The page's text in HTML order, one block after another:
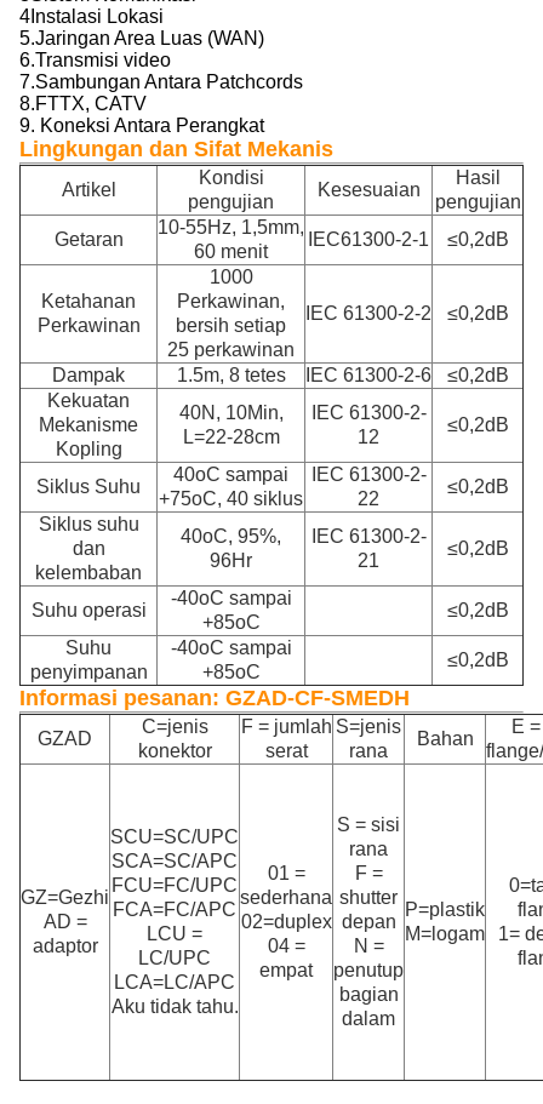
4Instalasi Lokasi
5.Jaringan Area Luas (WAN)
6.Transmisi video
7.Sambungan Antara Patchcords
8.FTTX, CATV
9. Koneksi Antara Perangkat
Lingkungan dan Sifat Mekanis
Artikel
Kondisi
pengujian
Kesesuaian
Hasil
pengujian
Getaran
10-55Hz, 1,5mm,
60 menit
IEC61300-2-1 ≤0,2dB
Ketahanan
Perkawinan
1000
Perkawinan,
bersih setiap
25 perkawinan
IEC 61300-2-2 ≤0,2dB
Dampak 1.5m, 8 tetes IEC 61300-2-6
≤0,2dB
Kekuatan
Mekanisme
Kopling
40N, 10Min,
L=22-28cm
IEC 61300-2-
12
≤0,2dB
Siklus Suhu
40oC sampai
+75oC, 40 siklus
IEC 61300-2-
22
≤0,2dB
Siklus suhu
dan
kelembaban
40oC, 95%,
96Hr
IEC 61300-2-
21
≤0,2dB
Suhu operasi
-40oC sampai
+85oC
≤0,2dB
Suhu
penyimpanan
-40oC sampai
+85oC
≤0,2dB
Informasi pesanan: GZAD-CF-SMEDH
GZAD
C=jenis
konektor
F = jumlah
serat
S=jenis
rana
Bahan
E
GZ=Gezhi
AD =
adaptor
SCU=SC/UPC
SCA=SC/APC
FCU=FC/UPC
FCA=FC/APC
LCU =
LC/UPC
LCA=LC/APC
Aku tidak tahu.
01 =
sederhana
02=duplex
04 =
empat
S = sisi
rana
F =
shutter
depan
N =
penutup
bagian
dalam
P=plastik
M=logam
1=